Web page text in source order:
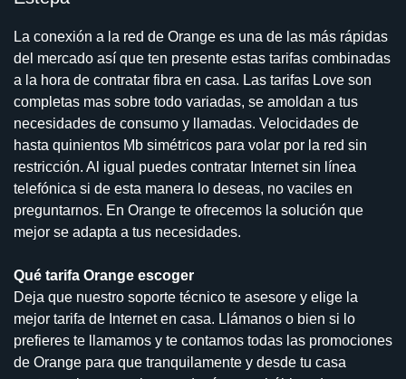
La conexión a la red de Orange es una de las más rápidas
del mercado así que ten presente estas tarifas combinadas
a la hora de contratar fibra en casa. Las tarifas Love son
completas mas sobre todo variadas, se amoldan a tus
necesidades de consumo y llamadas. Velocidades de
hasta quinientos Mb simétricos para volar por la red sin
restricción. Al igual puedes contratar Internet sin línea
telefónica si de esta manera lo deseas, no vaciles en
preguntarnos. En Orange te ofrecemos la solución que
mejor se adapta a tus necesidades.
Qué tarifa Orange escoger
Deja que nuestro soporte técnico te asesore y elige la
mejor tarifa de Internet en casa. Llámanos o bien si lo
prefieres te llamamos y te contamos todas las promociones
de Orange para que tranquilamente y desde tu casa